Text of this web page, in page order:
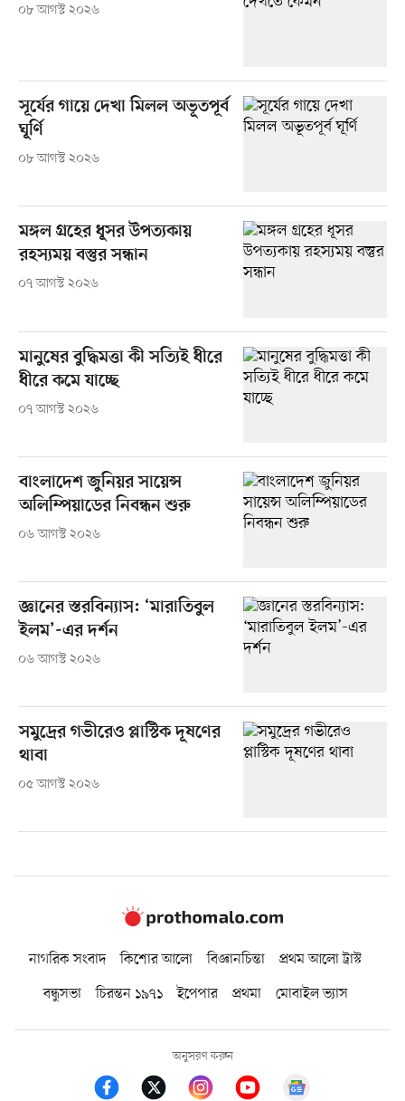
০৮ আগস্ট ২০২৬
সূর্যের গায়ে দেখা মিলল অভূতপূর্ব
ঘূর্ণি
০৮ আগস্ট ২০২৬
মঙ্গল গ্রহের ধূসর উপত্যকায়
রহস্যময় বস্তুর সন্ধান
০৭ আগস্ট ২০২৬
মানুষের বুদ্ধিমত্তা কী সত্যিই ধীরে
ধীরে কমে যাচ্ছে
০৭ আগস্ট ২০২৬
বাংলাদেশ জুনিয়র সায়েন্স
অলিম্পিয়াডের নিবন্ধন শুরু
০৬ আগস্ট ২০২৬
জ্ঞানের স্তরবিন্যাস: ‘মারাতিবুল
ইলম’-এর দর্শন
০৬ আগস্ট ২০২৬
সমুদ্রের গভীরেও প্লাস্টিক দূষণের
থাবা
০৫ আগস্ট ২০২৬
নাগরিক সংবাদ কিশোর আলো বিজ্ঞানচিন্তা
প্রথম আলো ট্রাস্ট
বন্ধুসভা
চিরন্তন ১৯৭১ ইপেপার প্রথমা মোবাইল ভ্যাস
অনুসরণ করুন